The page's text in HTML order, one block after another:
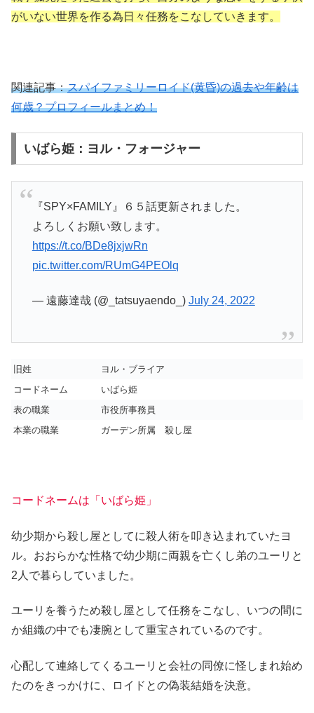
がいない世界を作る為日々任務をこなしていきます。
関連記事：スパイファミリーロイド(黄昏)の過去や年齢は
何歳？プロフィールまとめ！
いばら姫：ヨル・フォージャー
『SPY×FAMILY』６５話更新されました。
よろしくお願い致します。
https://t.co/BDe8jxjwRn
pic.twitter.com/RUmG4PEOlq
— 遠藤達哉 (@_tatsuyaendo_) July 24, 2022
旧姓
ヨル・ブライア
コードネーム
いばら姫
表の職業
市役所事務員
本業の職業
ガーデン所属 殺し屋
コードネームは「いばら姫」
幼少期から殺し屋としてに殺人術を叩き込まれていたヨ
ル。おおらかな性格で幼少期に両親を亡くし弟のユーリと
2人で暮らしていました。
ユーリを養うため殺し屋として任務をこなし、いつの間に
か組織の中でも凄腕として重宝されているのです。
心配して連絡してくるユーリと会社の同僚に怪しまれ始め
たのをきっかけに、ロイドとの偽装結婚を決意。